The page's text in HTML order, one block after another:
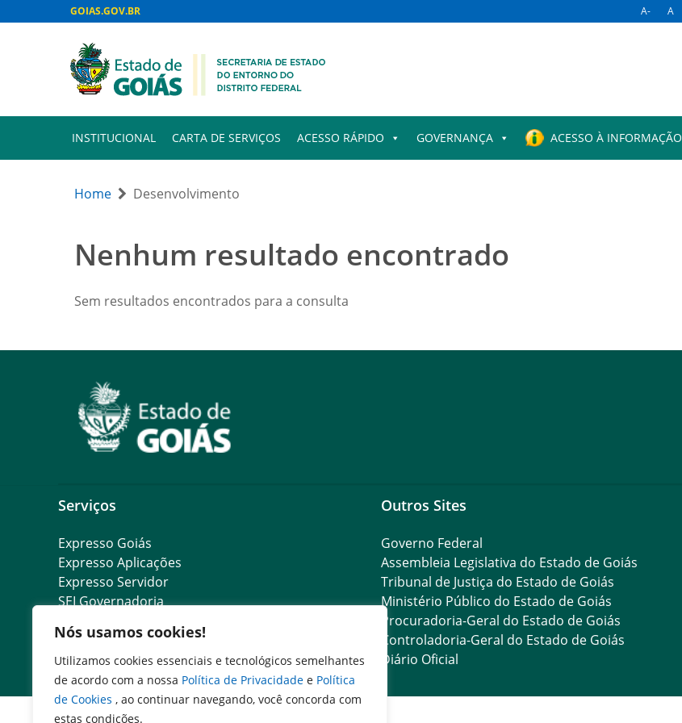
Nós usamos cookies!
Utilizamos cookies essenciais e tecnológicos semelhantes
de acordo com a nossa Política de Privacidade e Política
de Cookies , ao continuar navegando, você concorda com
estas condições.
GOIAS.GOV.BR A- A
INSTITUCIONAL CARTA DE SERVIÇOS ACESSO RÁPIDO GOVERNANÇA ACESSO À INFORMAÇÃO
Home Desenvolvimento
Nenhum resultado encontrado
Sem resultados encontrados para a consulta
Serviços
Expresso Goiás
Expresso Aplicações
Expresso Servidor
SEI Governadoria
Escola de Governo
Agenda de Autoridades
Outros Sites
Governo Federal
Assembleia Legislativa do Estado de Goiás
Tribunal de Justiça do Estado de Goiás
Ministério Público do Estado de Goiás
Procuradoria-Geral do Estado de Goiás
Controladoria-Geral do Estado de Goiás
Diário Oficial